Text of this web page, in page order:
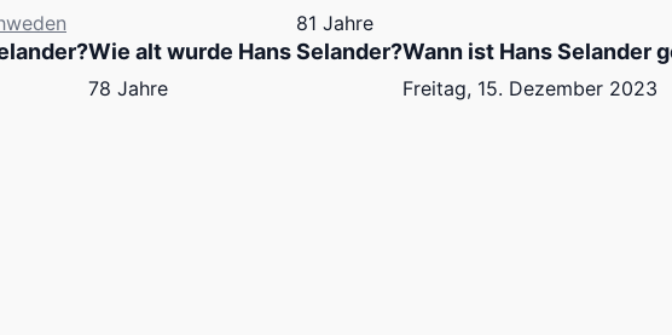
81 Jahre
Wie alt wurde Hans Selander?
78 Jahre
Wann ist Hans Selander
Freitag, 15. Dezember 2023